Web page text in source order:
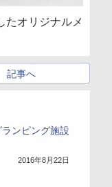
たオリジナルメ
記事へ
ンピング施設
2016年8月22日